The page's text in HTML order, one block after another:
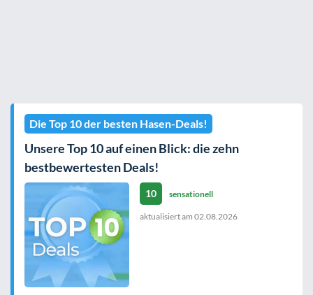
Die Top 10 der besten Hasen-Deals!
Unsere Top 10 auf einen Blick: die zehn
bestbewertesten Deals!
10 sensationell
aktualisiert am 02.08.2026